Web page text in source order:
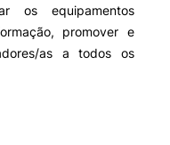
os equipamentos
promover e
as a todos os